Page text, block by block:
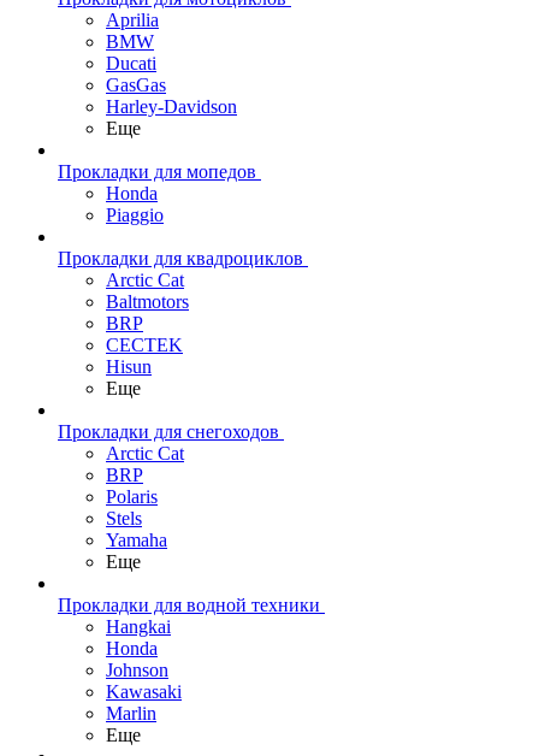
Aprilia
BMW
Ducati
GasGas
Harley-Davidson
Еще
Прокладки для мопедов
Honda
Piaggio
Прокладки для квадроциклов
Arctic Cat
Baltmotors
BRP
CECTEK
Hisun
Еще
Прокладки для снегоходов
Arctic Cat
BRP
Polaris
Stels
Yamaha
Еще
Прокладки для водной техники
Hangkai
Honda
Johnson
Kawasaki
Marlin
Еще